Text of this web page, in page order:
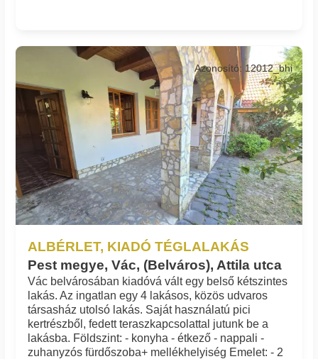
ALBÉRLET, KIADÓ TÉGLALAKÁS
Pest megye, Vác, (Belváros), Attila utca
Azonosító: 12012_bhi
Vác belvárosában kiadóvá vált egy belső kétszintes
lakás. Az ingatlan egy 4 lakásos, közös udvaros
társasház utolsó lakás. Saját használatú pici
kertrészből, fedett teraszkapcsolattal jutunk be a
lakásba. Földszint: - konyha - étkező - nappali -
zuhanyzós fürdőszoba+ mellékhelyiség Emelet: - 2